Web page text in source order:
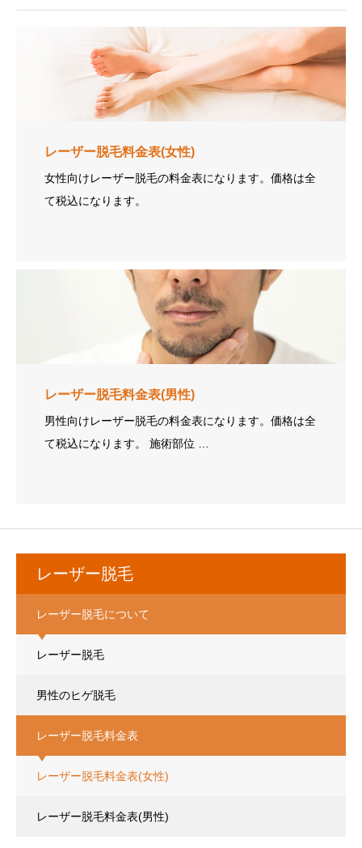
レーザー脱毛料金表(女性)
女性向けレーザー脱毛の料金表になります。価格は全
て税込になります。
レーザー脱毛料金表(男性)
男性向けレーザー脱毛の料金表になります。価格は全
て税込になります。 施術部位 …
レーザー脱毛
レーザー脱毛について
レーザー脱毛
男性のヒゲ脱毛
レーザー脱毛料金表
レーザー脱毛料金表(女性)
レーザー脱毛料金表(男性)